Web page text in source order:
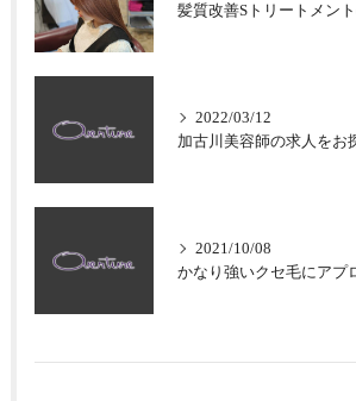
2022/03/12
加古川美容師の求人をお
2021/10/08
かなり強いクセ毛にアプ